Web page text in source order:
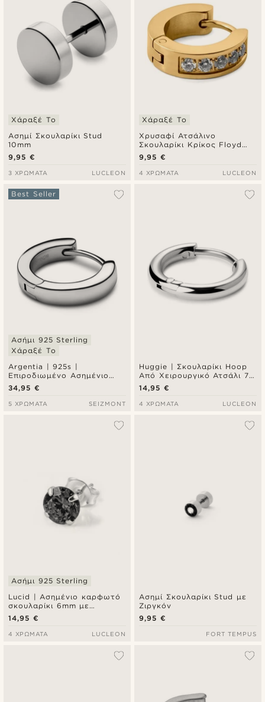
Ασημί Σκουλαρίκι Stud
10mm
Χάραξέ Το
9,95 €
3 ΧΡΏΜΑΤΑ LUCLEON
Χρυσαφί Ατσάλινο
Σκουλαρίκι Κρίκος Floyd
Zirconia
Χάραξέ Το
9,95 €
4 ΧΡΏΜΑΤΑ LUCLEON
Argentia | 925s |
Επιροδιωμένο Ασημένιο
Σκουλαρίκι Κρίκος
Best Seller
Ασήμι 925 Sterling
Χάραξέ Το
34,95 €
5 ΧΡΏΜΑΤΑ SEIZMONT
Huggie | Σκουλαρίκι Hoop
Από Χειρουργικό Ατσάλι 7
mm
14,95 €
4 ΧΡΏΜΑΤΑ LUCLEON
Lucid | Ασημένιο καρφωτό
σκουλαρίκι 6mm με
στρογγυλό μαύρο ζιργκόν
από sterling ασήμι 925
Ασήμι 925 Sterling
14,95 €
4 ΧΡΏΜΑΤΑ LUCLEON
Ασημί Σκουλαρίκι Stud με
Ζιργκόν
9,95 €
FORT TEMPUS